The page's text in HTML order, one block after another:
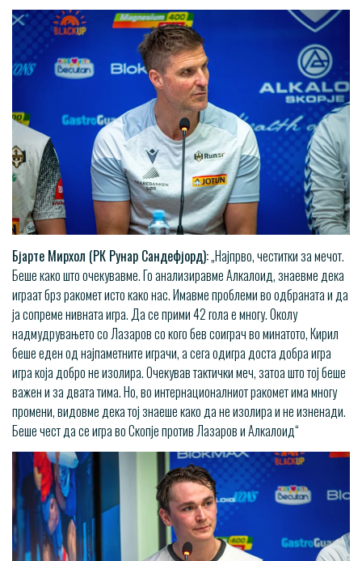
Бјарте Мирхол (РК Рунар Сандефјорд):„Најпрво, честитки за мечот.
Беше како што очекувавме. Го анализиравме Алкалоид, знаевме дека
играат брз ракомет исто како нас. Имавме проблеми во одбраната и да
ја сопреме нивната игра. Да се прими 42 гола е многу. Околу
надмудрувањето со Лазаров со кого бев соиграч во минатото, Кирил
беше еден од најпаметните играчи, а сега одигра доста добра игра
игра која добро не изолира. Очекував тактички меч, затоа што тој беше
важен и за двата тима. Но, во интернационалниот ракомет има многу
промени, видовме дека тој знаеше како да не изолира и не изненади.
Беше чест да се игра во Скопје против Лазаров и Алкалоид“